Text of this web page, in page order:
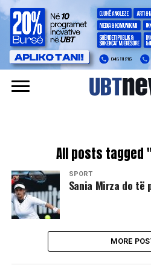
All posts
SPORT
Sania Mirza do të
MORE